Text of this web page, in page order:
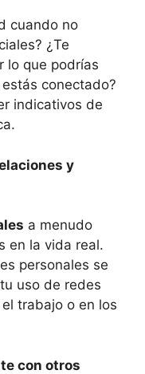
cuando no
¿Te
lo que podrías
conectado?
indicativos de
y
a menudo
en la vida real.
personales se
uso de redes
trabajo o en los
con otros